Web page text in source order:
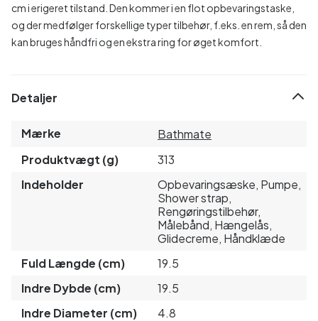
cm i erigeret tilstand. Den kommer i en flot opbevaringstaske,
og der medfølger forskellige typer tilbehør, f.eks. en rem, så den
kan bruges håndfri og en ekstra ring for øget komfort.
Detaljer
Mærke
Bathmate
Produktvægt (g)
313
Indeholder
Opbevaringsæske, Pumpe,
Shower strap,
Rengøringstilbehør,
Målebånd, Hængelås,
Glidecreme, Håndklæde
Fuld Længde (cm)
19.5
Indre Dybde (cm)
19.5
Indre Diameter (cm)
4.8